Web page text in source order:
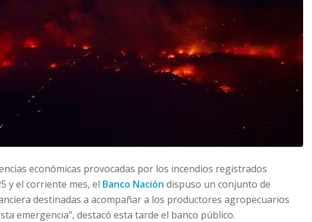
económicas provocadas por los incendios registrados
y el corriente mes, el Banco Nación dispuso un conjunto de
destinadas a acompañar a los productores agropecuarios
emergencia”, destacó esta tarde el banco público.